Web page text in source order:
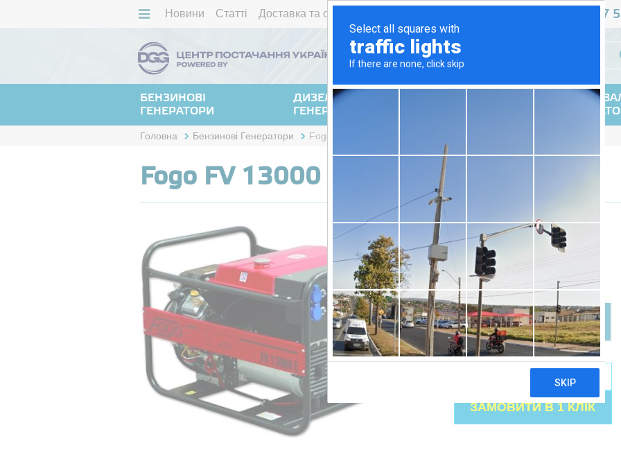
Новини Статті Доставка та оплата 467
РУС УКР
БЕНЗИНОВІ
ГЕНЕРАТОРИ
ДИЗЕЛЬНІ
ГЕНЕРАТОРИ
Головна Бензинові Генератори Fogo FV 13000 E
Fogo FV 13000 E
Є в наявності
Ціна: Ціна за
запитом
ПРИДБАТИ